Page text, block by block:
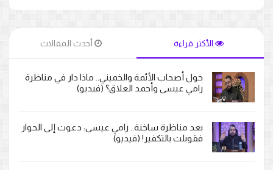
الأكثر قراءة أحدث المقالات
حول أصحاب الأئمة والخميني.. ماذا دار في مناظرة
رامي عيسى وأحمد العلاق؟ (فيديو)
بعد مناظرة ساخنة.. رامي عيسى: دعوت إلى الحوار
فقوبلت بالتكفير! (فيديو)